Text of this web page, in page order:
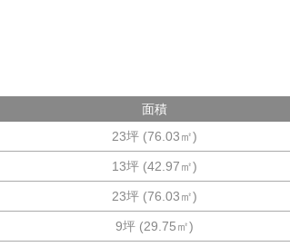
面積
23坪 (76.03㎡)
13坪 (42.97㎡)
23坪 (76.03㎡)
9坪 (29.75㎡)